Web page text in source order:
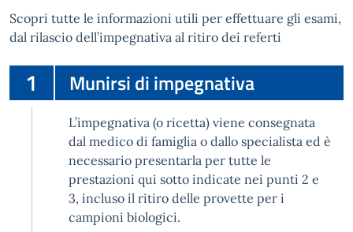
Scopri tutte le informazioni utili per effettuare gli esami,
dal rilascio dell’impegnativa al ritiro dei referti
1 Munirsi di impegnativa
L’impegnativa (o ricetta) viene consegnata
dal medico di famiglia o dallo specialista ed è
necessario presentarla per tutte le
prestazioni qui sotto indicate nei punti 2 e
3, incluso il ritiro delle provette per i
campioni biologici.